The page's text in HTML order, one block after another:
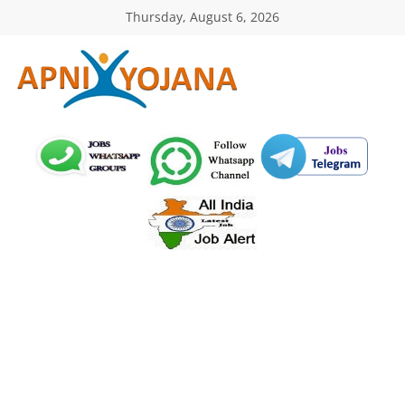
Thursday, August 6, 2026
ApniYojana.com
सरकारी
योजनाएँ,